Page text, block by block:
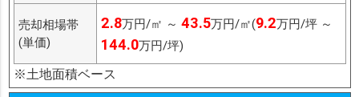
売却相場帯
(単価)
2.8万円/㎡ ～ 43.5万円/㎡(9.2万円/坪 ～
144.0万円/坪)
※土地面積ベース